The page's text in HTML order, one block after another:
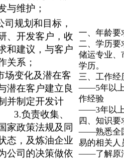
与维护；
司规划和目标，
、开发客户，收
和建议，与客户
关系；
场变化及潜在客
潜在客户建立良
并制定开发计
责收集、
家政策法规及同
态，及炼油企业
公司的决策做依
一、年龄要
二、学历要
储运专业、
学历。
三、工作经
——5年以上
作经验
——3年以上
四、知识要
——熟悉全
易的相关人
——了解原